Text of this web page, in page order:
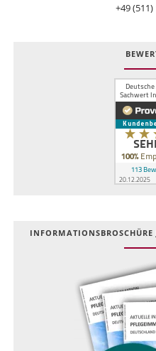
+49
INFOR­MATIONS­BROSCHÜRE